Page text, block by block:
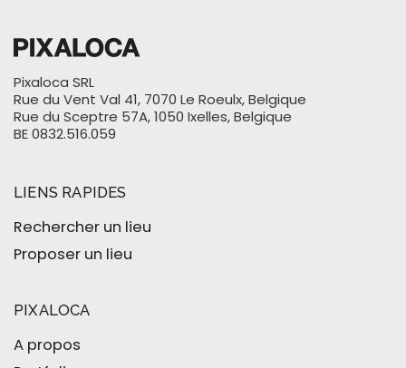
Pixaloca SRL
Rue du Vent Val 41, 7070 Le Roeulx, Belgique
Rue du Sceptre 57A, 1050 Ixelles, Belgique
BE 0832.516.059
LIENS RAPIDES
Rechercher un lieu
Proposer un lieu
PIXALOCA
A propos